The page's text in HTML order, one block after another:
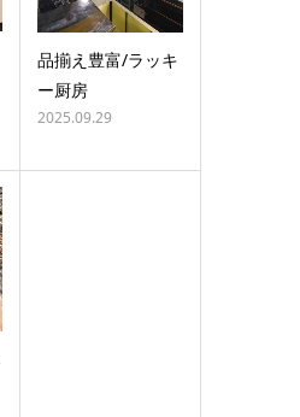
品揃え豊富/ラッキ
ー厨房
2025.09.29